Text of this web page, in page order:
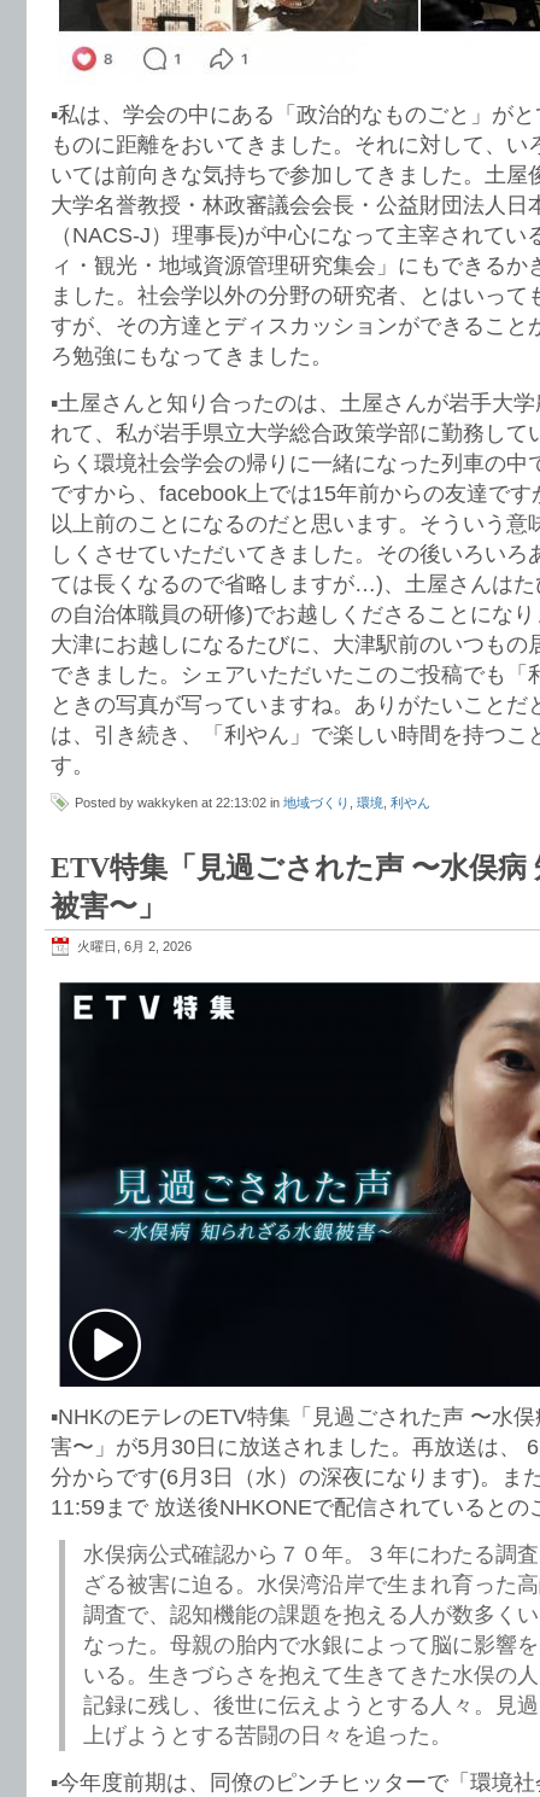
▪️私は、学会の中にある「政治的なものごと」が
ものに距離をおいてきました。それに対して、い
いては前向きな気持ちで参加してきました。土屋
大学名誉教授・林政審議会会長・公益財団法人日
（NACS-J）理事長)が中心になって主宰されてい
ィ・観光・地域資源管理研究集会」にもできるか
ました。社会学以外の分野の研究者、とはいって
すが、その方達とディスカッションができること
ろ勉強にもなってきました。
▪️土屋さんと知り合ったのは、土屋さんが岩手大
れて、私が岩手県立大学総合政策学部に勤務して
らく環境社会学会の帰りに一緒になった列車の中
ですから、facebook上では15年前からの友達で
以上前のことになるのだと思います。そういう意
しくさせていただいてきました。その後いろいろ
ては長くなるので省略しますが…)、土屋さんは
の自治体職員の研修)でお越しくださることにな
大津にお越しになるたびに、大津駅前のいつもの
できました。シェアいただいたこのご投稿でも「
ときの写真が写っていますね。ありがたいことだ
は、引き続き、「利やん」で楽しい時間を持つこ
す。
Posted by wakkyken at 22:13:02 in 地域づくり 環境 利やん
ETV特集「見過ごされた声 〜水俣病
被害〜」
火曜日, 6月 2, 2026
▪️NHKのEテレのETV特集「見過ごされた声 〜水
害〜」が5月30日に放送されました。再放送は、
分からです(6月3日（水）の深夜になります)。ま
11:59まで 放送後NHKONEで配信されているとの
水俣病公式確認から７０年。３年にわたる調
ざる被害に迫る。水俣湾沿岸で生まれ育った
調査で、認知機能の課題を抱える人が数多く
なった。母親の胎内で水銀によって脳に影響
いる。生きづらさを抱えて生きてきた水俣の
記録に残し、後世に伝えようとする人々。見
上げようとする苦闘の日々を追った。
▪️今年度前期は、同僚のピンチヒッターで「環境